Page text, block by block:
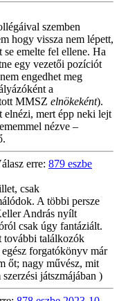
szemben
hogy vissza nem lépett,
se emelte fel ellene. Ha
egy vezetői pozíciót
engedhet meg
a
MMSZ elnökeként).
elnézi, mert épp neki lejt
nézve –
erre: 879 eszbe
csak
A többi persze
András nyílt
csak úgy fantáziált.
további találkozók
forgatókönyv már
őt; nagy művész, mit
játszmájában )